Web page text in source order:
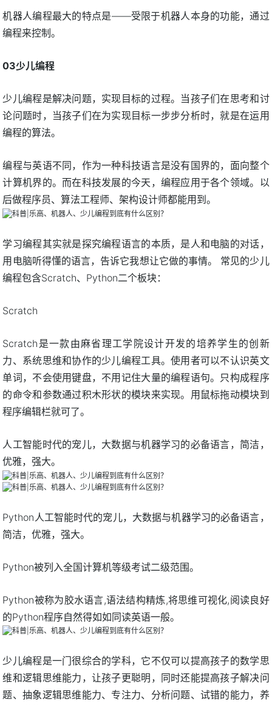
机器人编程最大的特点是——受限于机器人本身的功能，通过
编程来控制。
03少儿编程
少儿编程是解决问题，实现目标的过程。当孩子们在思考和讨
论问题时，当孩子们在为实现目标一步步分析时，就是在运用
编程的算法。
编程与英语不同，作为一种科技语言是没有国界的，面向整个
计算机界的。而在科技发展的今天，编程应用于各个领域。以
后做程序员、算法工程师、架构设计师都能用到。
学习编程其实就是探究编程语言的本质，是人和电脑的对话，
用电脑听得懂的语言，告诉它我想让它做的事情。 常见的少儿
编程包含Scratch、Python二个板块：
Scratch
Scratch是一款由麻省理工学院设计开发的培养学生的创新
力、系统思维和协作的少儿编程工具。使用者可以不认识英文
单词，不会使用键盘，不用记住大量的编程语句。只构成程序
的命令和参数通过积木形状的模块来实现。用鼠标拖动模块到
程序编辑栏就可了。
人工智能时代的宠儿，大数据与机器学习的必备语言，简洁，
优雅，强大。
Python人工智能时代的宠儿，大数据与机器学习的必备语言，
简洁，优雅，强大。
Python被列入全国计算机等级考试二级范围。
Python被称为胶水语言,语法结构精炼,将思维可视化,阅读良好
的Python程序自然得如如同读英语一般。
少儿编程是一门很综合的学科，它不仅可以提高孩子的数学思
维和逻辑思维能力，让孩子更聪明，同时还能提高孩子解决问
题、抽象逻辑思维能力、专注力、分析问题、试错的能力，养